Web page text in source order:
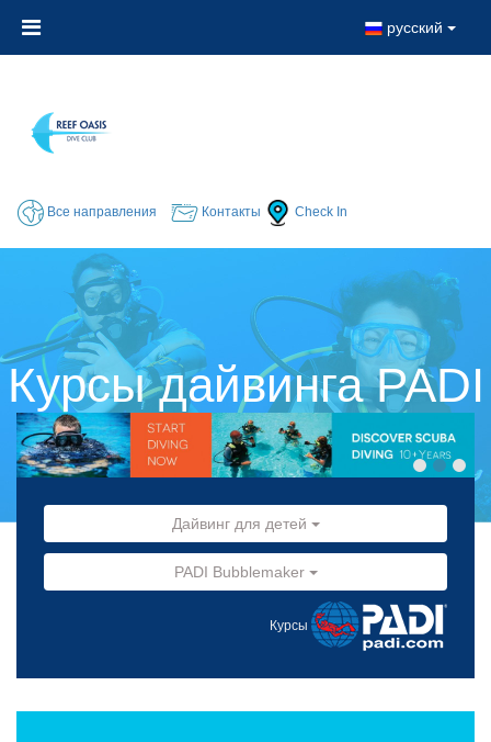
русский
Все направления Контакты Check In
Курсы дайвинга PADI
Дайвинг для детей
PADI Bubblemaker
Курсы